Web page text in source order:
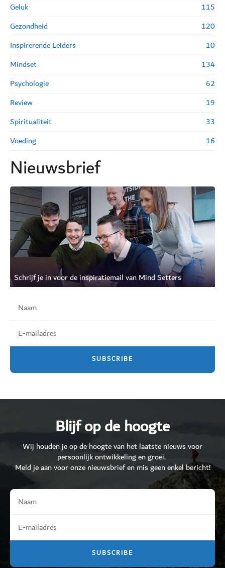
Geluk
115
Gezondheid
120
Inspirerende Leiders
10
Mindset
134
Psychologie
62
Review
19
Spiritualiteit
33
Voeding
16
Nieuwsbrief
Schrijf je in voor de inspiratiemail van Mind Setters
Blijf op de hoogte
Wij houden je op de hoogte van het laatste nieuws voor
persoonlijk ontwikkeling en groei.
Meld je aan voor onze nieuwsbrief en mis geen enkel bericht!